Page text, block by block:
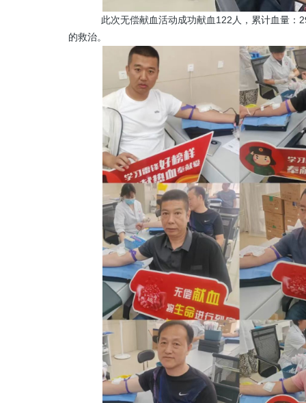
此次无偿献血活动成功献血122人，累计血量：
的救治。